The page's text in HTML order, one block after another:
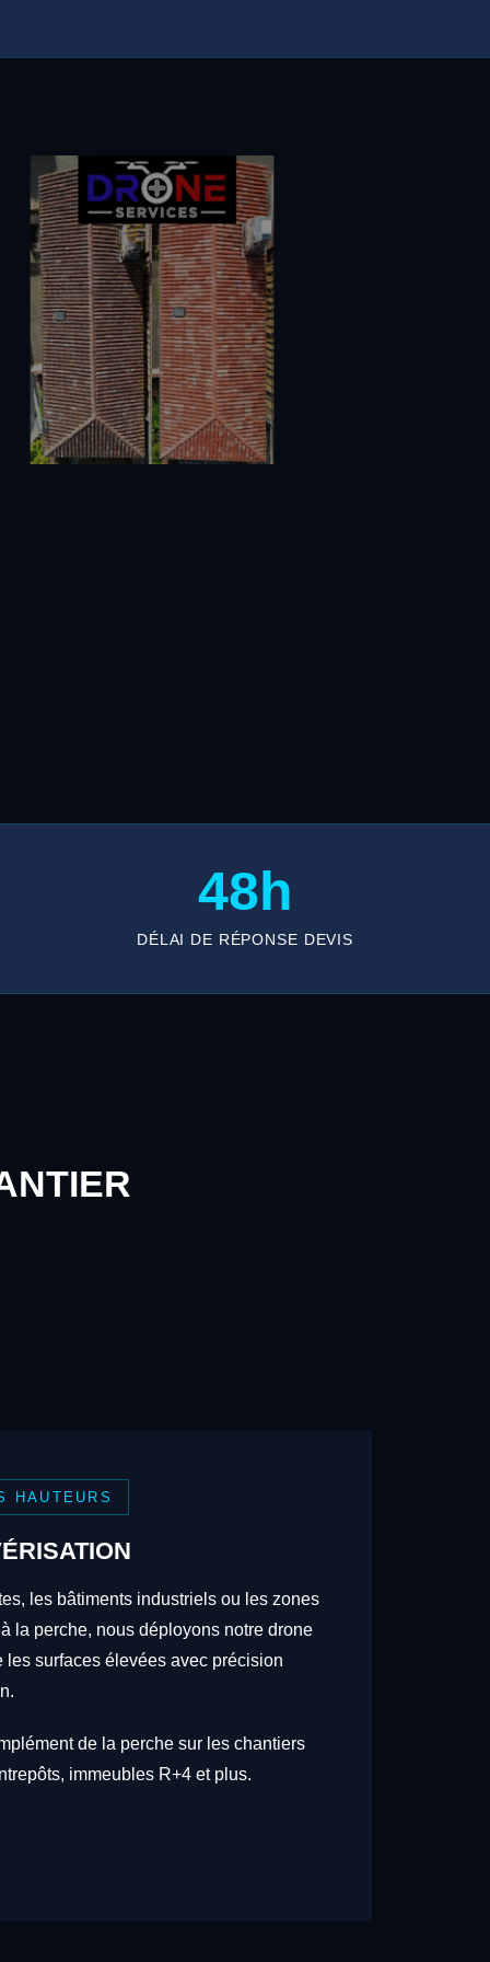
48h
DÉLAI DE RÉPONSE DEVIS
HAUTEURS
les bâtiments industriels ou les zones
la perche, nous déployons notre drone
les surfaces élevées avec précision
de la perche sur les chantiers
immeubles R+4 et plus.